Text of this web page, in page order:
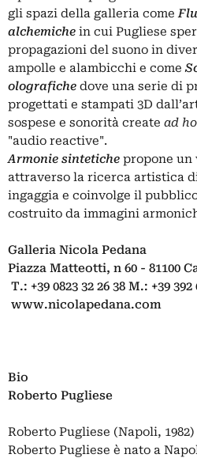
gli spazi della galleria come
alchemiche in cui Pugliese
propagazioni del suono in
ampolle e alambicchi e come
olografiche dove una serie di
progettati e stampati 3D
sospese e sonorità create ad
"audio reactive".
Armonie sintetiche propone un
attraverso la ricerca artistica
ingaggia e coinvolge il
costruito da immagini
Galleria Nicola Pedana
Piazza Matteotti, n 60 - 81100
T.: +39 0823 32 26 38 M.: +39 392
www.nicolapedana.com
Bio
Roberto Pugliese
Roberto Pugliese (Napoli, 1982)
Roberto Pugliese è nato a